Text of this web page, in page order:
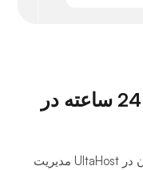
پشتیبانی و کمک تخصصی 24 ساعته در
هر پسوند دامنه‌ای را با سهولت و اطمینان در UltaHost مدیریت